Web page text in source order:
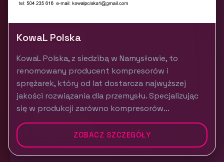
KowaL Polska
KowaL Polska, z siedzibą w Namysłowie, to
renomowany producent kompresorów i
sprężarek, który od lat dostarcza najwyższej
jakości rozwiązania dla przemysłu. Specjalizując
się w produkcji zarówno kompresorów...
ZOBACZ SZCZEGÓŁY